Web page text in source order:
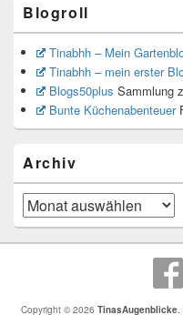
Blogroll
Tinabhh – Mein
Tinabhh – mein erster
Blogs50plus Sammlung
Bunte Küchenabenteuer
Archiv
Archiv
Copyright © 2026 TinasAugenblicke